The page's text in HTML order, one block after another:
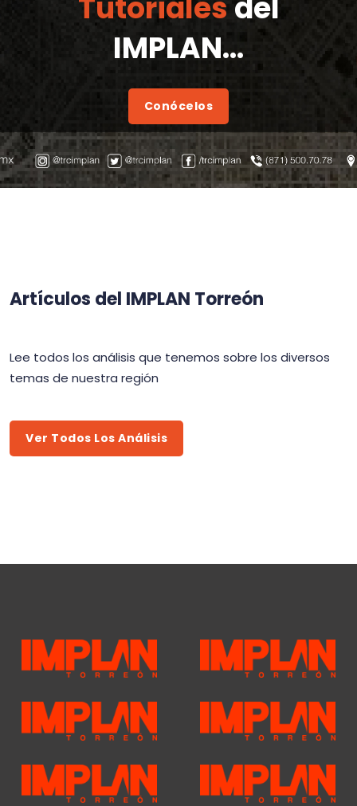
Tutoriales del
IMPLAN...
Conócelos
Artículos del IMPLAN Torreón
Lee todos los análisis que tenemos sobre los diversos
temas de nuestra región
Ver Todos Los Análisis